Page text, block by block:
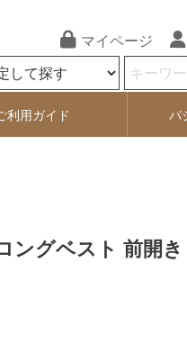
マイページ
利用ガイド パ
ングベスト 前開き